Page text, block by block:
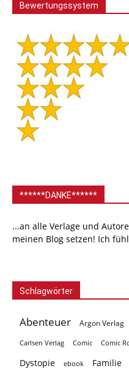
Bewertungssystem
******DANKE******
...an alle Verlage und
meinen Blog setzen! Ich
Schlagwörter
Abenteuer Argon Verlag
Carlsen Verlag Comic Comic
Dystopie ebook Familie